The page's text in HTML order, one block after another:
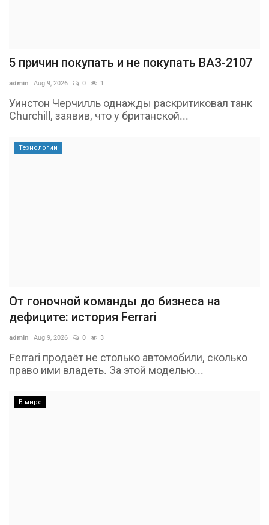
5 причин покупать и не покупать ВАЗ-2107
admin Aug 9, 2026 0 1
Уинстон Черчилль однажды раскритиковал танк
Churchill, заявив, что у британской...
Технологии
От гоночной команды до бизнеса на
дефиците: история Ferrari
admin Aug 9, 2026 0 3
Ferrari продаёт не столько автомобили, сколько
право ими владеть. За этой моделью...
В мире